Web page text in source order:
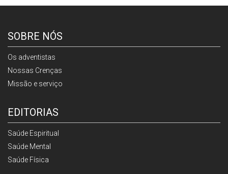
SOBRE NÓS
Os adventistas
Nossas Crenças
Missão e serviço
EDITORIAS
Saúde Espiritual
Saúde Mental
Saúde Física